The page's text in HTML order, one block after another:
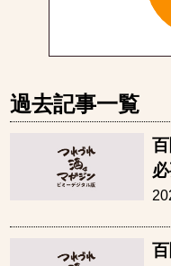
過去記事一覧
必